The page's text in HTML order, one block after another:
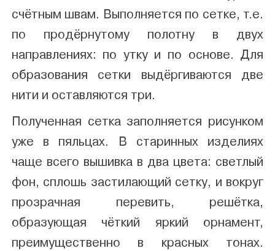
счётным швам. Выполняется по сетке, т.е.
по продёрнутому полотну в двух
направлениях: по утку и по основе. Для
образования сетки выдёргиваются две
нити и оставляются три.
Полученная сетка заполняется рисунком
уже в пяльцах. В старинных изделиях
чаще всего вышивка в два цвета: светлый
фон, сплошь застилающий сетку, и вокруг
прозрачная перевить, решётка,
образующая чёткий яркий орнамент,
преимущественно в красных тонах.